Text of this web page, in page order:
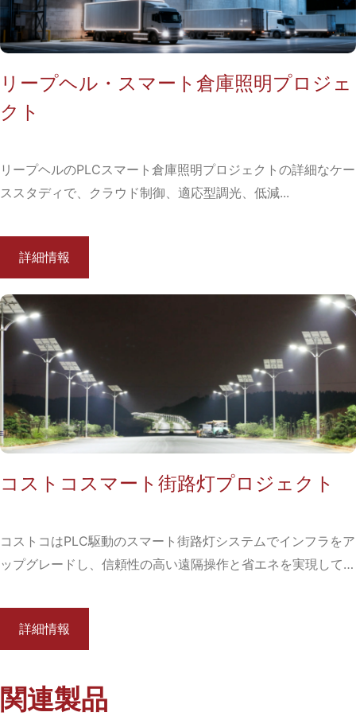
リープヘル・スマート倉庫照明プロジェ
クト
リープヘルのPLCスマート倉庫照明プロジェクトの詳細なケー
ススタディで、クラウド制御、適応型調光、低減...
詳細情報
コストコスマート街路灯プロジェクト
コストコはPLC駆動のスマート街路灯システムでインフラをア
ップグレードし、信頼性の高い遠隔操作と省エネを実現してい
詳細情報
関連製品